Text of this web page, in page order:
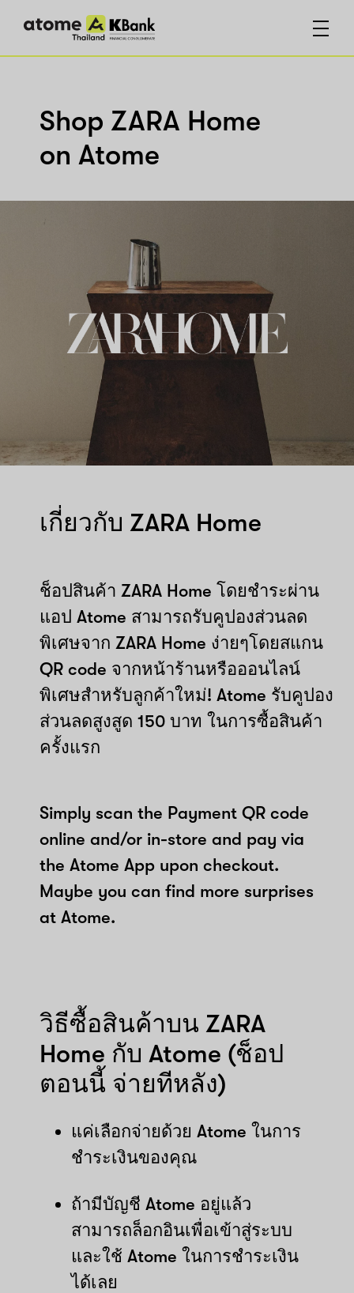
Shop ZARA Home
on Atome
เกี่ยวกับ ZARA Home
ช็อปสินค้า ZARA Home โดยชำระผ่าน
แอป Atome สามารถรับคูปองส่วนลด
พิเศษจาก ZARA Home ง่ายๆโดยสแกน
QR code จากหน้าร้านหรือออนไลน์
พิเศษสำหรับลูกค้าใหม่! Atome รับคูปอง
ส่วนลดสูงสูด 150 บาท ในการซื้อสินค้า
ครั้งแรก
Simply scan the Payment QR code
online and/or in-store and pay via
the Atome App upon checkout.
Maybe you can find more surprises
at Atome.
วิธีซื้อสินค้าบน ZARA
Home กับ Atome (ช็อป
ตอนนี้ จ่ายทีหลัง)
แค่เลือกจ่ายด้วย Atome ในการ
ชำระเงินของคุณ
ถ้ามีบัญชี Atome อยู่แล้ว
สามารถล็อกอินเพื่อเข้าสู่ระบบ
และใช้ Atome ในการชำระเงิน
ได้เลย